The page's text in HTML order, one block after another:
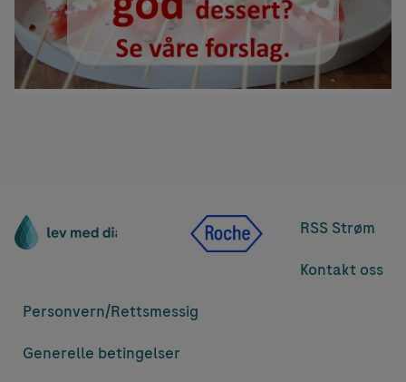
RSS Strøm
Kontakt oss
Personvern/Rettsmessig
Generelle betingelser